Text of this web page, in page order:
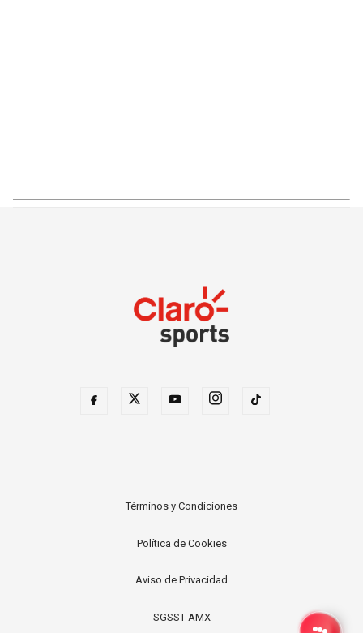
Términos y Condiciones
Política de Cookies
Aviso de Privacidad
SGSST AMX